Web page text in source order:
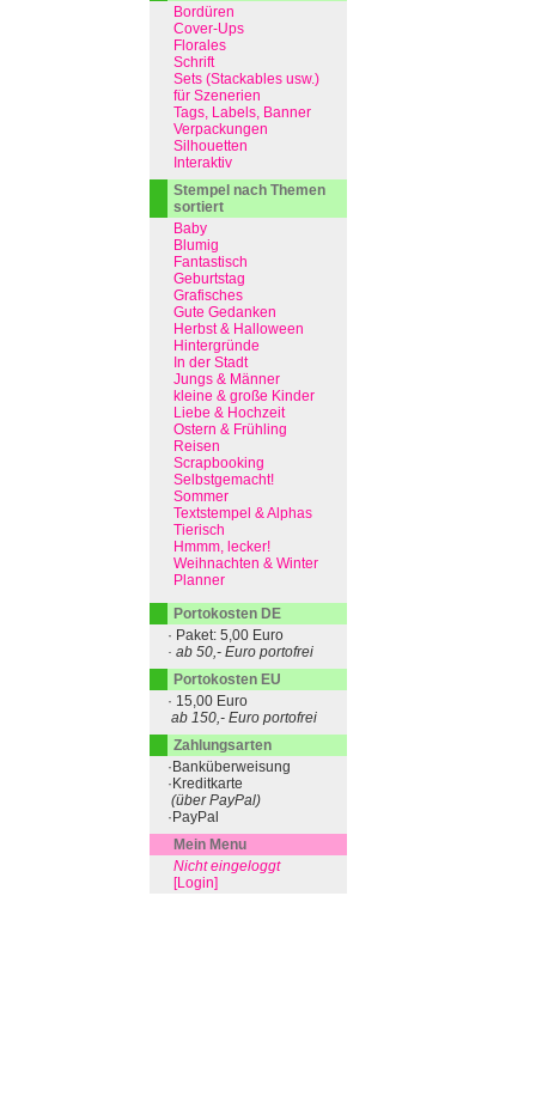
Bordüren
Cover-Ups
Florales
Schrift
Sets (Stackables usw.)
für Szenerien
Tags, Labels, Banner
Verpackungen
Silhouetten
Interaktiv
Stempel nach Themen
sortiert
Baby
Blumig
Fantastisch
Geburtstag
Grafisches
Gute Gedanken
Herbst & Halloween
Hintergründe
In der Stadt
Jungs & Männer
kleine & große Kinder
Liebe & Hochzeit
Ostern & Frühling
Reisen
Scrapbooking
Selbstgemacht!
Sommer
Textstempel & Alphas
Tierisch
Hmmm, lecker!
Weihnachten & Winter
Planner
Portokosten DE
· Paket: 5,00 Euro
· ab 50,- Euro portofrei
Portokosten EU
· 15,00 Euro
ab 150,- Euro portofrei
Zahlungsarten
·Banküberweisung
·Kreditkarte
(über PayPal)
·PayPal
Mein Menu
Nicht eingeloggt
[Login]